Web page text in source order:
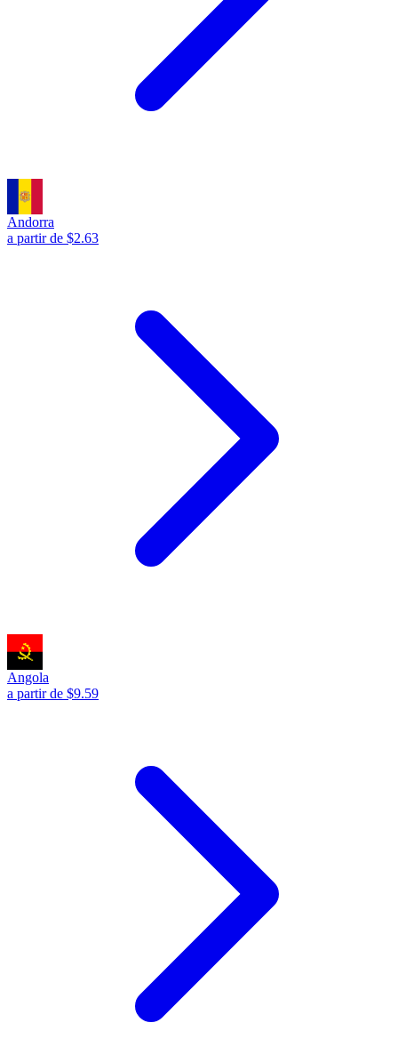
Andorra
a partir de $2.63
Angola
a partir de $9.59